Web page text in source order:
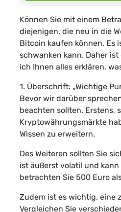
Können Sie mit einem
diejenigen, die neu in die
Bitcoin kaufen können. Es
schwanken kann. Daher
ich Ihnen alles erklären,
1. Überschrift: „Wichtige
Bevor wir darüber
beachten sollten. Erstens,
Kryptowährungsmärkte
Wissen zu erweitern.
Des Weiteren sollten Sie
ist äußerst volatil und
betrachten Sie 500 Euro
Zudem ist es wichtig, eine
Vergleichen Sie